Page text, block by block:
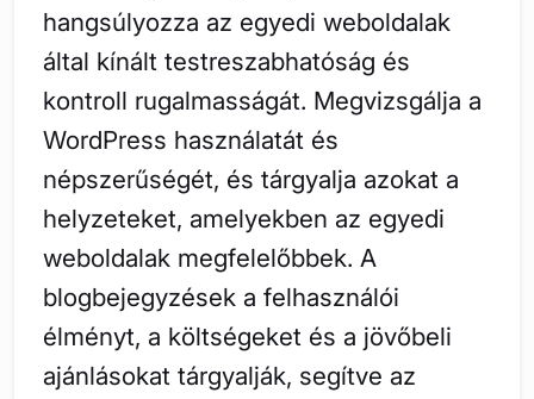
hangsúlyozza az egyedi weboldalak
által kínált testreszabhatóság és
kontroll rugalmasságát. Megvizsgálja a
WordPress használatát és
népszerűségét, és tárgyalja azokat a
helyzeteket, amelyekben az egyedi
weboldalak megfelelőbbek. A
blogbejegyzések a felhasználói
élményt, a költségeket és a jövőbeli
ajánlásokat tárgyalják, segítve az